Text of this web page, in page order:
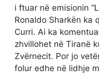
i ftuar në emisionin
Ronaldo Sharkën ka
Curri. Ai ka
zhvillohet në Tiranë
Zvërnecit. Por jo
folur edhe në lidhje